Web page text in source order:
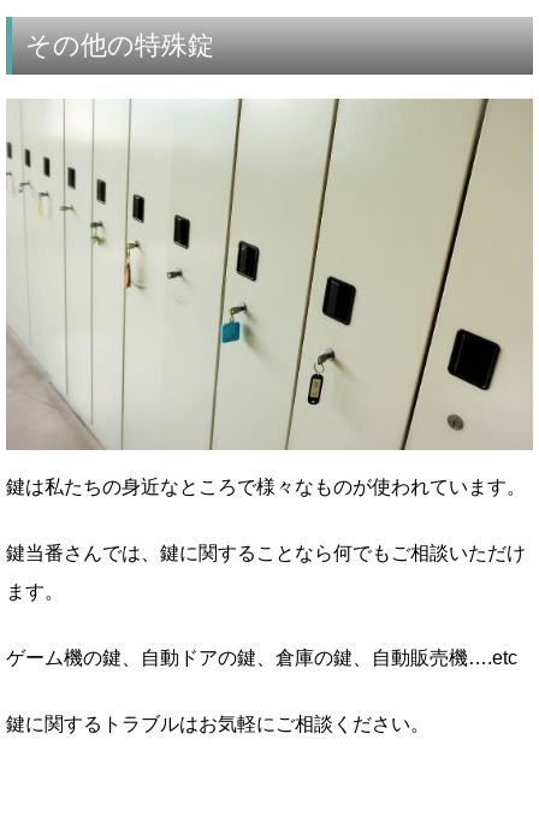
その他の特殊錠
鍵は私たちの身近なところで様々なものが使われています。
鍵当番さんでは、鍵に関することなら何でもご相談いただけ
ます。
ゲーム機の鍵、自動ドアの鍵、倉庫の鍵、自動販売機….etc
鍵に関するトラブルはお気軽にご相談ください。